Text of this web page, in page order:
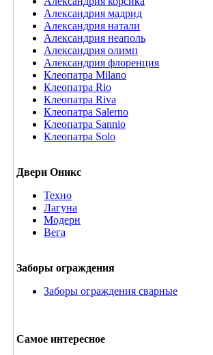
Александрия мадрид
Александрия натали
Александрия неаполь
Александрия олимп
Александрия флоренция
Клеопатра Milano
Клеопатра Rio
Клеопатра Riva
Клеопатра Salerno
Клеопатра Sannio
Клеопатра Solo
Двери Оникс
Техно
Лагуна
Модерн
Вега
Заборы ограждения
Заборы ограждения сварные
Самое интересное